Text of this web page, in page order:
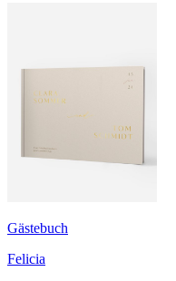
Gästebuch
Felicia